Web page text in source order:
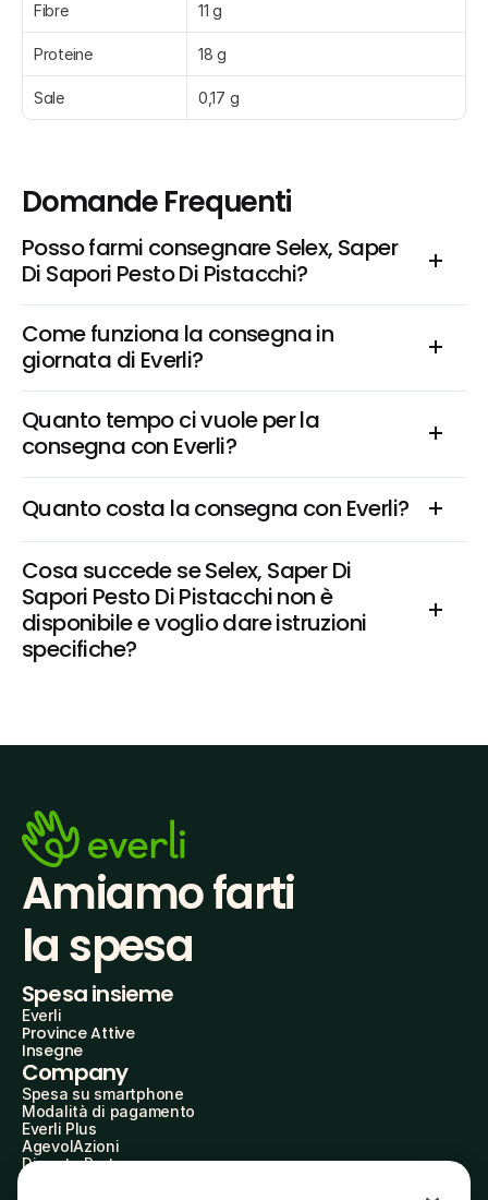
Fibre 11 g
Proteine 18 g
Sale 0,17 g
Domande Frequenti
Posso farmi consegnare Selex, Saper
Di Sapori Pesto Di Pistacchi?
Come funziona la consegna in
giornata di Everli?
Quanto tempo ci vuole per la
consegna con Everli?
Quanto costa la consegna con Everli?
Cosa succede se Selex, Saper Di
Sapori Pesto Di Pistacchi non è
disponibile e voglio dare istruzioni
specifiche?
Amiamo farti
la spesa
Spesa insieme
Everli
Province Attive
Insegne
Company
Spesa su smartphone
Modalità di pagamento
Everli Plus
AgevolAzioni
Diventa Partner